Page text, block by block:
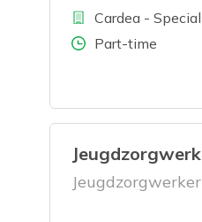
BedrijfCardea -
Aantal uren
Part-time